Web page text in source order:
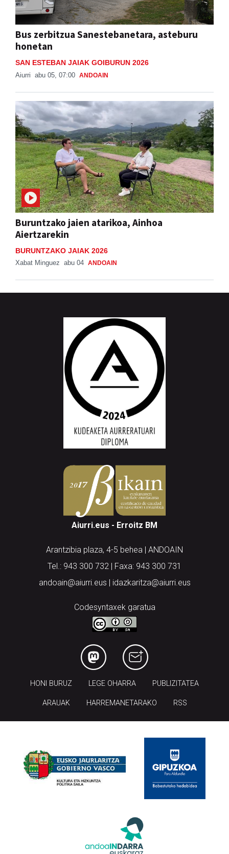
Bus zerbitzua Sanestebanetara, asteburu
honetan
SAN ESTEBAN JAIAK GOIBURUN 2026
Aiurri abu 05, 07:00 ANDOAIN
Buruntzako jaien atarikoa, Ainhoa
Aiertzarekin
BURUNTZAKO JAIAK 2026
Xabat Minguez abu 04 ANDOAIN
Aiurri.eus - Erroitz BM
Arantzibia plaza, 4-5 behea | ANDOAIN
Tel.: 943 300 732 | Faxa: 943 300 731
andoain@aiurri.eus | idazkaritza@aiurri.eus
Codesyntaxek garatua
HONI BURUZ LEGE OHARRA PUBLIZITATEA
ARAUAK HARREMANETARAKO RSS